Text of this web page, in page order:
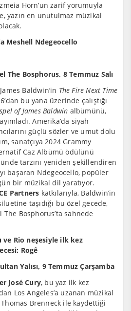
Horn’un zarif yorumuyla
yazın en unutulmaz müzikal
Meshell Ndegeocello
The Bosphorus, 8 Temmuz Salı
Baldwin’in The Fire Next Time
bu yana üzerinde çalıştığı
of James Baldwin albümünü,
Amerika’da siyah
güçlü sözler ve umut dolu
sanatçıya 2024 Grammy
Caz Albümü ödülünü
tarzını yeniden şekillendiren
başaran Ndegeocello, popüler
bir müzikal dil yaratıyor.
Partners katkılarıyla, Baldwin’in
taşıdığı bu özel gecede,
The Bosphorus’ta sahnede
ve Rio neşesiyle ilk kez
Rogê
Yalısı, 9 Temmuz Çarşamba
José Cury, bu yaz ilk kez
Los Angeles’a uzanan müzikal
Brenneck ile kaydettiği